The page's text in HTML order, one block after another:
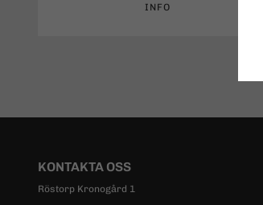
INFO
KONTAKTA OSS
Röstorp Kronogård 1